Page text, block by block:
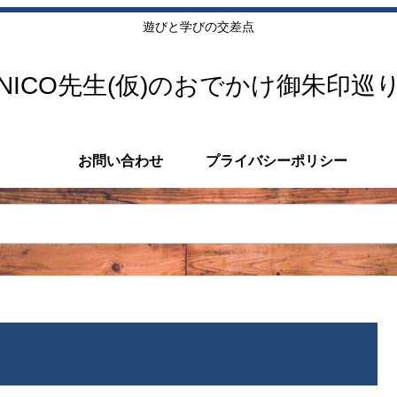
遊びと学びの交差点
先生(仮)のおでかけ御朱印巡
お問い合わせ プライバシーポリシー